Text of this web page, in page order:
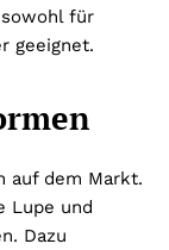
für
geeignet.
auf dem Markt.
Lupe und
Dazu